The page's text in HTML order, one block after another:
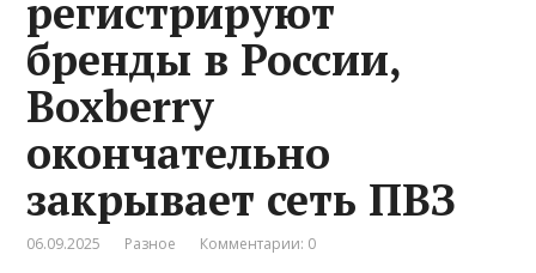
регистрируют
бренды в России,
Boxberry
окончательно
закрывает сеть ПВЗ
06.09.2025 Разное Комментарии: 0